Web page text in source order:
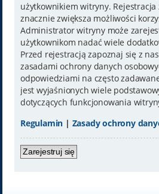
użytkownikiem witryny.
znacznie zwiększa możliwości
Administrator witryny może
użytkownikom nadać wiele
Przed rejestracją zapoznaj się z
zasadami ochrony danych
odpowiedziami na często
jest wyjaśnionych wiele
dotyczących funkcjonowania
Regulamin | Zasady ochrony
Zarejestruj się